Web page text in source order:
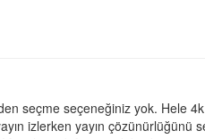
seçme seçeneğiniz yok. Hele
izlerken yayın çözünürlüğünü